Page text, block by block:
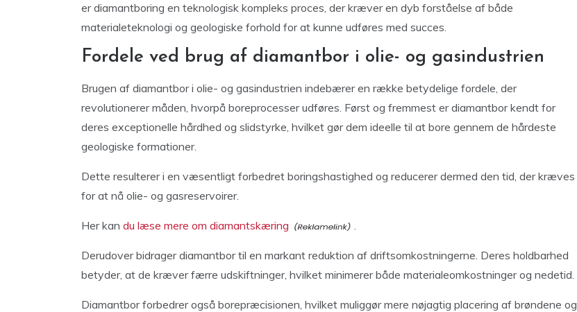
er diamantboring en teknologisk kompleks proces, der kræver en dyb forståelse af både
materialeteknologi og geologiske forhold for at kunne udføres med succes.
Fordele ved brug af diamantbor i olie- og gasindustrien
Brugen af diamantbor i olie- og gasindustrien indebærer en række betydelige fordele, der
revolutionerer måden, hvorpå boreprocesser udføres. Først og fremmest er diamantbor kendt for
deres exceptionelle hårdhed og slidstyrke, hvilket gør dem ideelle til at bore gennem de hårdeste
geologiske formationer.
Dette resulterer i en væsentligt forbedret boringshastighed og reducerer dermed den tid, der kræves
for at nå olie- og gasreservoirer.
Her kan du læse mere om diamantskæring .
Derudover bidrager diamantbor til en markant reduktion af driftsomkostningerne. Deres holdbarhed
betyder, at de kræver færre udskiftninger, hvilket minimerer både materialeomkostninger og nedetid.
Diamantbor forbedrer også borepræcisionen, hvilket muliggør mere nøjagtig placering af brøndene og